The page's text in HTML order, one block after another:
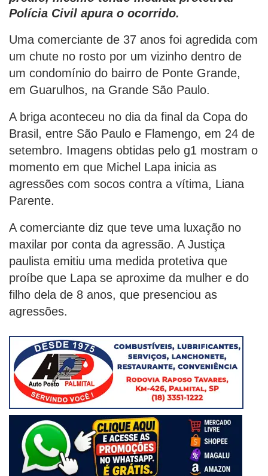
Polícia Civil apura o ocorrido.
Uma comerciante de 37 anos foi agredida com
um chute no rosto por um vizinho dentro de
um condomínio do bairro de Ponte Grande,
em Guarulhos, na Grande São Paulo.
A briga aconteceu no dia da final da Copa do
Brasil, entre São Paulo e Flamengo, em 24 de
setembro. Imagens obtidas pelo g1 mostram o
momento em que Michel Lapa inicia as
agressões com socos contra a vítima, Liana
Parente.
A comerciante diz que teve uma luxação no
maxilar por conta da agressão. A Justiça
paulista emitiu uma medida protetiva que
proíbe que Lapa se aproxime da mulher e do
filho dela de 8 anos, que presenciou as
agressões.